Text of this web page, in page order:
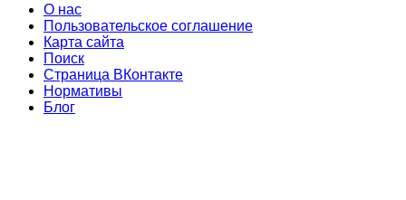
О нас
Пользовательское соглашение
Карта сайта
Поиск
Страница ВКонтакте
Нормативы
Блог